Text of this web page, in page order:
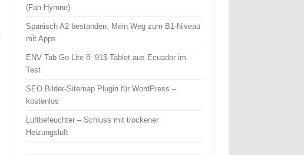
(Fan-Hymne)
Spanisch A2 bestanden: Mein Weg zum B1-Niveau
mit Apps
ENV Tab Go Lite 8: 91$-Tablet aus Ecuador im
Test
SEO Bilder-Sitemap Plugin für WordPress –
kostenlos
Luftbefeuchter – Schluss mit trockener
Heizungsluft